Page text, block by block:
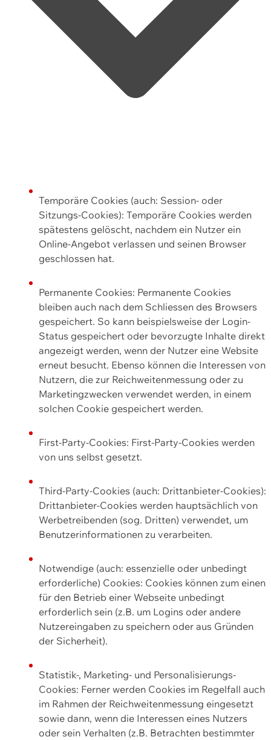
Temporäre Cookies (auch: Session- oder
Sitzungs-Cookies): Temporäre Cookies werden
spätestens gelöscht, nachdem ein Nutzer ein
Online-Angebot verlassen und seinen Browser
geschlossen hat.
Permanente Cookies: Permanente Cookies
bleiben auch nach dem Schliessen des Browsers
gespeichert. So kann beispielsweise der Login-
Status gespeichert oder bevorzugte Inhalte direkt
angezeigt werden, wenn der Nutzer eine Website
erneut besucht. Ebenso können die Interessen von
Nutzern, die zur Reichweitenmessung oder zu
Marketingzwecken verwendet werden, in einem
solchen Cookie gespeichert werden.
First-Party-Cookies: First-Party-Cookies werden
von uns selbst gesetzt.
Third-Party-Cookies (auch: Drittanbieter-Cookies):
Drittanbieter-Cookies werden hauptsächlich von
Werbetreibenden (sog. Dritten) verwendet, um
Benutzerinformationen zu verarbeiten.
Notwendige (auch: essenzielle oder unbedingt
erforderliche) Cookies: Cookies können zum einen
für den Betrieb einer Webseite unbedingt
erforderlich sein (z.B. um Logins oder andere
Nutzereingaben zu speichern oder aus Gründen
der Sicherheit).
Statistik-, Marketing- und Personalisierungs-
Cookies: Ferner werden Cookies im Regelfall auch
im Rahmen der Reichweitenmessung eingesetzt
sowie dann, wenn die Interessen eines Nutzers
oder sein Verhalten (z.B. Betrachten bestimmter